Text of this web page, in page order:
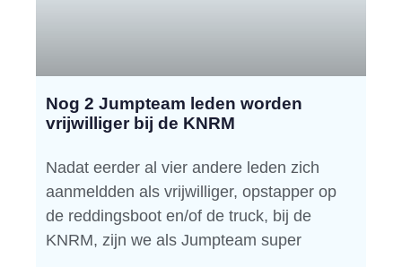
Nog 2 Jumpteam leden worden
vrijwilliger bij de KNRM
Nadat eerder al vier andere leden zich
aanmeldden als vrijwilliger, opstapper op
de reddingsboot en/of de truck, bij de
KNRM, zijn we als Jumpteam super